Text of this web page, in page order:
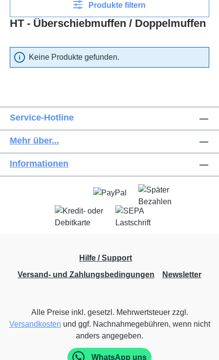
Produkte filtern
HT - Überschiebmuffen / Doppelmuffen
Keine Produkte gefunden.
Service-Hotline
Mehr über...
Informationen
Hilfe / Support
Versand- und Zahlungsbedingungen
Newsletter
Alle Preise inkl. gesetzl. Mehrwertsteuer zzgl.
Versandkosten und ggf. Nachnahmegebühren, wenn nicht
anders angegeben.
WhatsApp uns